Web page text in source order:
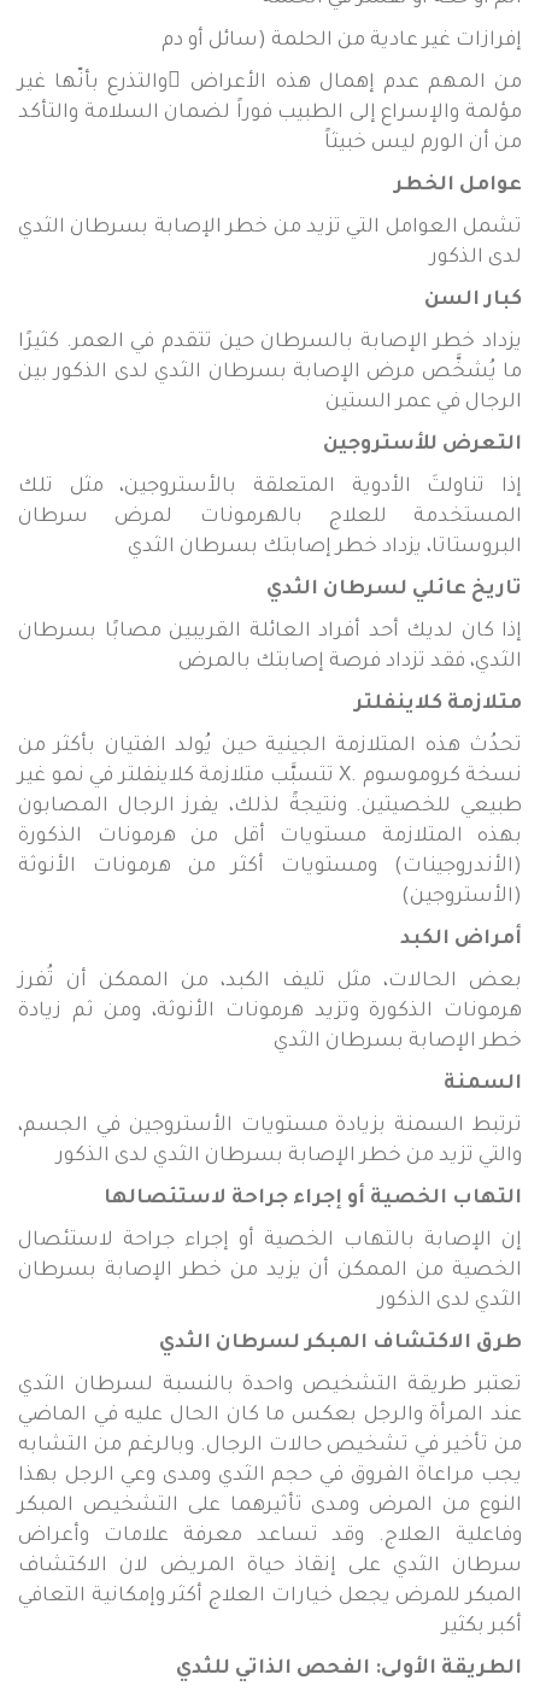
إفرازات غير عادية من الحلمة (سائل أو دم
من المهم عدم إهمال هذه الأعراض ّوالتذرع بأنّها غير
مؤلمة والإسراع إلى الطبيب فوراً لضمان السلامة والتأكد
من أن الورم ليس خبيثاً
عوامل الخطر
تشمل العوامل التي تزيد من خطر الإصابة بسرطان الثدي
لدى الذكور
كبار السن
يزداد خطر الإصابة بالسرطان حين تتقدم في العمر. كثيرًا
ما يُشخَّص مرض الإصابة بسرطان الثدي لدى الذكور بين
الرجال في عمر الستين
التعرض للأستروجين
إذا تناولتَ الأدوية المتعلقة بالأستروجين، مثل تلك
المستخدمة للعلاج بالهرمونات لمرض سرطان
البروستاتا، يزداد خطر إصابتك بسرطان الثدي
تاريخ عائلي لسرطان الثدي
إذا كان لديك أحد أفراد العائلة القريبين مصابًا بسرطان
الثدي، فقد تزداد فرصة إصابتك بالمرض
متلازمة كلاينفلتر
تحدُث هذه المتلازمة الجينية حين يُولد الفتيان بأكثر من
نسخة كروموسوم X. تتسبَّب متلازمة كلاينفلتر في نمو غير
طبيعي للخصيتين. ونتيجةً لذلك، يفرز الرجال المصابون
بهذه المتلازمة مستويات أقل من هرمونات الذكورة
(الأندروجينات) ومستويات أكثر من هرمونات الأنوثة
(الأستروجين)
أمراض الكبد
بعض الحالات، مثل تليف الكبد، من الممكن أن تُفرز
هرمونات الذكورة وتزيد هرمونات الأنوثة، ومن ثم زيادة
خطر الإصابة بسرطان الثدي
السمنة
ترتبط السمنة بزيادة مستويات الأستروجين في الجسم،
والتي تزيد من خطر الإصابة بسرطان الثدي لدى الذكور
التهاب الخصية أو إجراء جراحة لاستئصالها
إن الإصابة بالتهاب الخصية أو إجراء جراحة لاستئصال
الخصية من الممكن أن يزيد من خطر الإصابة بسرطان
الثدي لدى الذكور
طرق الاكتشاف المبكر لسرطان الثدي
تعتبر طريقة التشخيص واحدة بالنسبة لسرطان الثدي
عند المرأة والرجل بعكس ما كان الحال عليه في الماضي
من تأخير في تشخيص حالات الرجال. وبالرغم من التشابه
يجب مراعاة الفروق في حجم الثدي ومدى وعي الرجل بهذا
النوع من المرض ومدى تأثيرهما على التشخيص المبكر
وفاعلية العلاج. وقد تساعد معرفة علامات وأعراض
سرطان الثدي على إنقاذ حياة المريض لان الاكتشاف
المبكر للمرض يجعل خيارات العلاج أكثر وإمكانية التعافي
أكبر بكثير
الطريقة الأولى: الفحص الذاتي للثدي